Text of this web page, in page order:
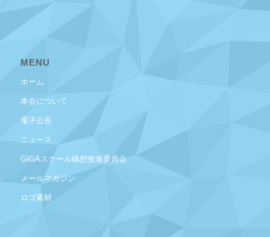
MENU
ホーム
本会について
電子公告
ニュース
GIGAスクール構想推進委員会
メールマガジン
ロゴ素材